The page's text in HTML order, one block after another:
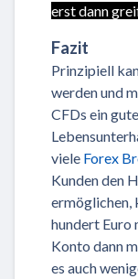
erst dann
Fazit
Prinzipiell
werden und
CFDs ein
viele Forex
Kunden den
ermöglichen,
hundert Euro
Konto dann
es auch